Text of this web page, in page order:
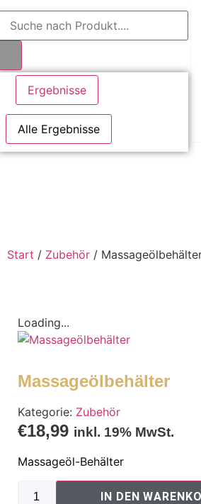
Ergebnisse
Alle Ergebnisse
Start / Zubehör /
Loading...
Massageölbehälter
Kategorie: Zubehör
€18,99 inkl. 19% MwSt.
Massageöl-Behälter
IN DEN